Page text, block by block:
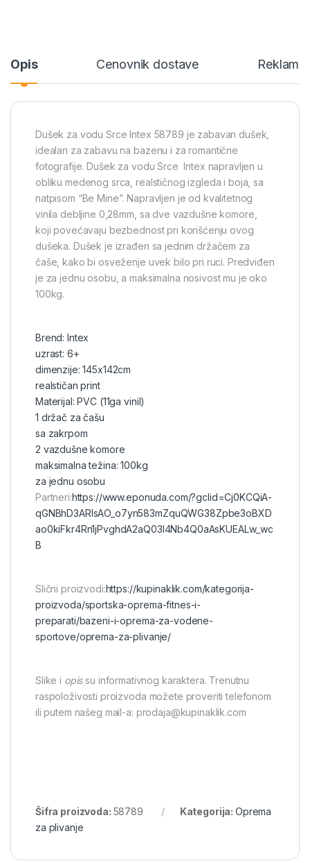
Opis Cenovnik dostave
Dušek za vodu Srce Intex 58789 je zabavan dušek,
idealan za zabavu na bazenu i za romantične
fotografije. Dušek za vodu Srce Intex napravljen u
obliku medenog srca, realstičnog izgleda i boja, sa
natpisom “Be Mine”. Napravljen je od kvalitetnog
vinila debljine 0,28mm, sa dve vazdušne komore,
koji povećavaju bezbednost pri korišćenju ovog
dušeka. Dušek je izrađen sa jednim držačem za
čaše, kako bi osveženje uvek bilo pri ruci. Predviđen
je za jednu osobu, a maksimalna nosivost mu je oko
100kg.
Brend: Intex
uzrast: 6+
dimenzije: 145x142cm
realstičan print
Materijal: PVC (11ga vinil)
1 držač za čašu
sa zakrpom
2 vazdušne komore
maksimalna težina: 100kg
za jednu osobu
Partneri:https://www.eponuda.com/?gclid=Cj0KCQiA-
qGNBhD3ARIsAO_o7yn583mZquQWG38Zpbe3oBXD
ao0kiFkr4Rn1jPvghdA2aQ03l4Nb4Q0aAsKUEALw_wc
B
Slični proizvodi:https://kupinaklik.com/kategorija-
proizvoda/sportska-oprema-fitnes-i-
preparati/bazeni-i-oprema-za-vodene-
sportove/oprema-za-plivanje/
Slike i opissu informativnog karaktera. Trenutnu
raspoloživosti proizvoda možete proveriti telefonom
ili putem našeg mail-a: prodaja@kupinaklik.com
Šifra proizvoda: 58789 Kategorija: Oprema
za plivanje